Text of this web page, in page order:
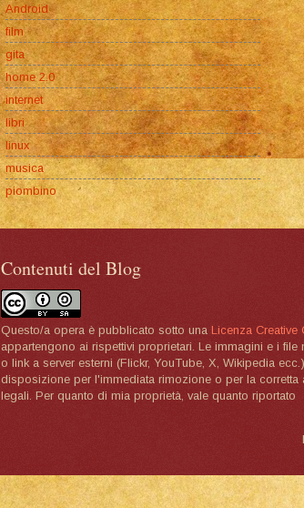
Android
film
gita
home 2.0
internet
libri
linux
musica
piombino
Contenuti del Blog
Questo/a opera è pubblicato sotto una Licenza Creative
appartengono ai rispettivi proprietari. Le immagini e i
o link a server esterni (Flickr, YouTube, X, Wikipedia
disposizione per l'immediata rimozione o per la
legali. Per quanto di mia proprietà, vale quanto riportato